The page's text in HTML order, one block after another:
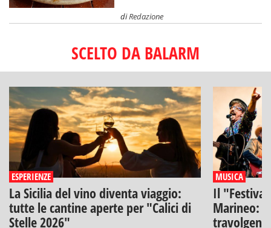
diRedazione
SCELTO DA BALARM
ESPERIENZE
La Sicilia del vino diventa viaggio:
tutte le cantine aperte per "Calici di
Stelle 2026"
MUSICA
Il
Marineo: